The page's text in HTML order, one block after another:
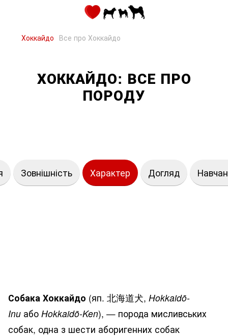
Хоккайдо Все про Хоккайдо
ХОККАЙДО: ВСЕ ПРО
ПОРОДУ
Зовнішність Характер Догляд
Собака Хоккайдо (яп. 北海道犬, Hokkaidō-
Inu або Hokkaidō-Ken), — порода мисливських
собак, одна з шести аборигенних собак